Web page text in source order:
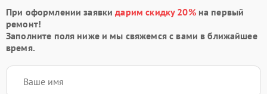
При оформлении заявкидарим скидку 20%на первый
ремонт!
Заполните поля ниже и мы свяжемся с вами в ближайшее
время.